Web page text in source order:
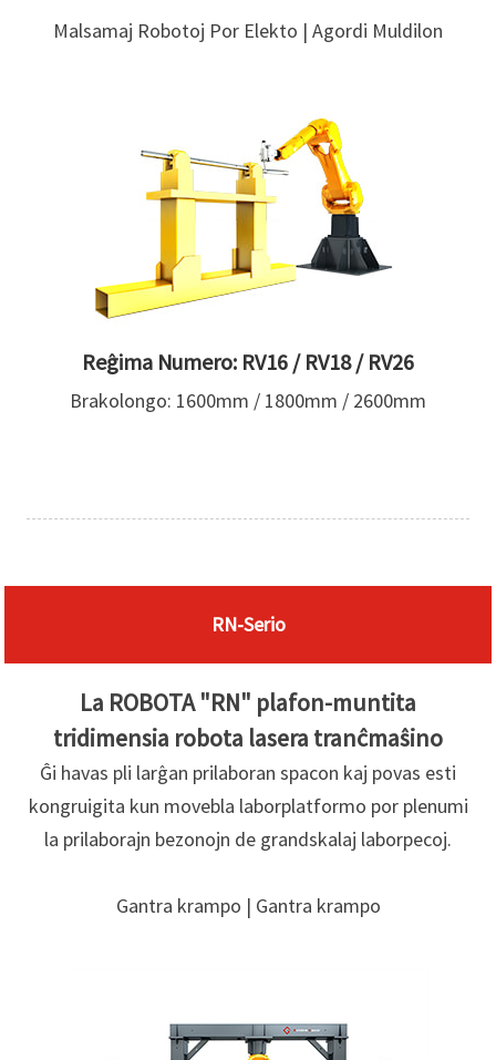
Malsamaj Robotoj Por Elekto | Agordi Muldilon
Reĝima Numero: RV16 / RV18 / RV26
Brakolongo: 1600mm / 1800mm / 2600mm
RN-Serio
La ROBOTA "RN" plafon-muntita
tridimensia robota lasera tranĉmaŝino
Ĝi havas pli larĝan prilaboran spacon kaj povas esti
kongruigita kun movebla laborplatformo por plenumi
la prilaborajn bezonojn de grandskalaj laborpecoj.
Gantra krampo | Gantra krampo